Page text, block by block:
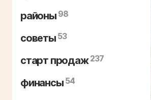
районы 98
советы 53
старт продаж 237
финансы 54